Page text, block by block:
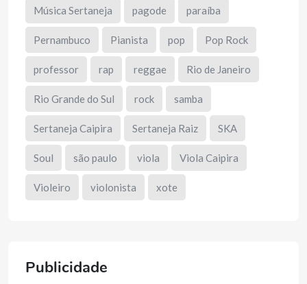
Música Sertaneja pagode paraíba
Pernambuco Pianista pop Pop Rock
professor rap reggae Rio de Janeiro
Rio Grande do Sul rock samba
Sertaneja Caipira Sertaneja Raiz SKA
Soul são paulo viola Viola Caipira
Violeiro violonista xote
Publicidade